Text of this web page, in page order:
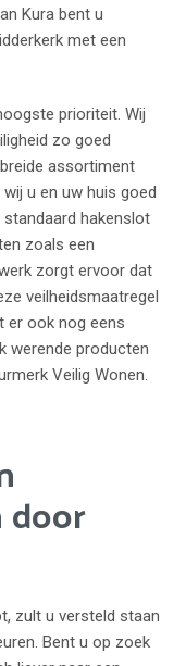
Kura bent u
met een
prioriteit. Wij
zo goed
assortiment
u en uw huis goed
standaard hakenslot
zoals een
zorgt ervoor dat
veilheidsmaatregel
er ook nog eens
werende producten
Veilig Wonen.
door
zult u versteld staan
Bent u op zoek